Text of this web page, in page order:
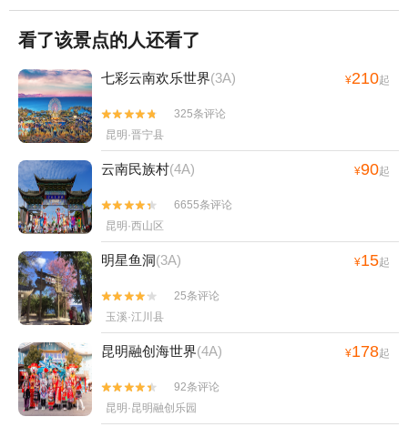
看了该景点的人还看了
七彩云南欢乐世界(3A) ¥210起


325条评论
昆明·晋宁县
云南民族村(4A) ¥90起


6655条评论
昆明·西山区
明星鱼洞(3A) ¥15起


25条评论
玉溪·江川县
昆明融创海世界(4A) ¥178起


92条评论
昆明·昆明融创乐园